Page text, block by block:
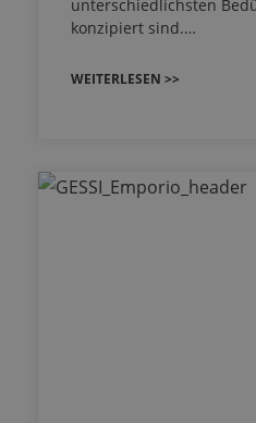
unterschiedlichsten
konzipiert sind.…
WEITERLESEN >>